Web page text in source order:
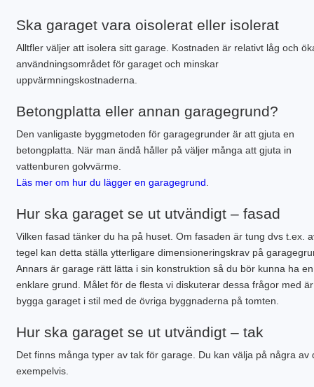
Ska garaget vara oisolerat eller isolerat
Alltfler väljer att isolera sitt garage. Kostnaden är relativt låg och
användningsområdet för garaget och minskar
uppvärmningskostnaderna.
Betongplatta eller annan garagegrund?
Den vanligaste byggmetoden för garagegrunder är att gjuta en
betongplatta. När man ändå håller på väljer många att gjuta in
vattenburen golvvärme.
Läs mer om hur du lägger en garagegrund
Hur ska garaget se ut utvändigt – fasad
Vilken fasad tänker du ha på huset. Om fasaden är tung dvs t.ex.
tegel kan detta ställa ytterligare dimensioneringskrav på
Annars är garage rätt lätta i sin konstruktion så du bör kunna ha en
enklare grund. Målet för de flesta vi diskuterar dessa frågor med
bygga garaget i stil med de övriga byggnaderna på tomten.
Hur ska garaget se ut utvändigt – tak
Det finns många typer av tak för garage. Du kan välja på några av
exempelvis.